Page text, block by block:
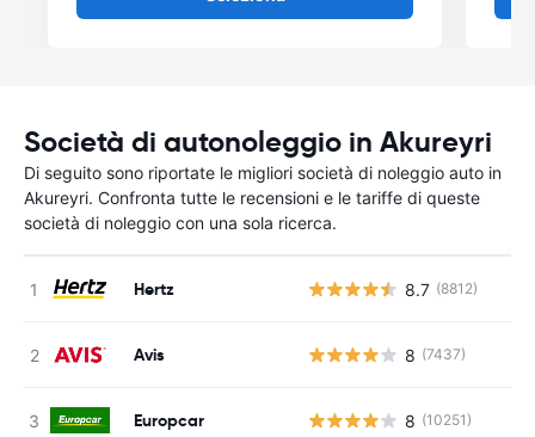
Società di autonoleggio in Akureyri
Di seguito sono riportate le migliori società di noleggio auto in
Akureyri. Confronta tutte le recensioni e le tariffe di queste
società di noleggio con una sola ricerca.
Hertz 8.7 (8812)
Avis 8 (7437)
Europcar 8 (10251)